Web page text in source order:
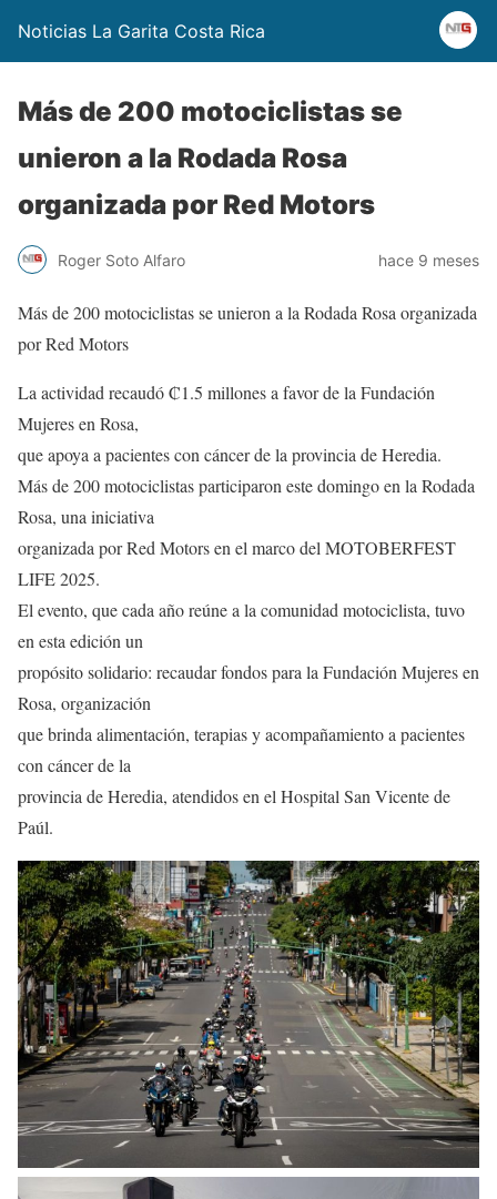
Noticias La Garita Costa Rica
Más de 200 motociclistas se
unieron a la Rodada Rosa
organizada por Red Motors
Roger Soto Alfaro hace 9 meses
Más de 200 motociclistas se unieron a la Rodada Rosa organizada
por Red Motors
La actividad recaudó ₡1.5 millones a favor de la Fundación
Mujeres en Rosa,
que apoya a pacientes con cáncer de la provincia de Heredia.
Más de 200 motociclistas participaron este domingo en la Rodada
Rosa, una iniciativa
organizada por Red Motors en el marco del MOTOBERFEST
LIFE 2025.
El evento, que cada año reúne a la comunidad motociclista, tuvo
en esta edición un
propósito solidario: recaudar fondos para la Fundación Mujeres en
Rosa, organización
que brinda alimentación, terapias y acompañamiento a pacientes
con cáncer de la
provincia de Heredia, atendidos en el Hospital San Vicente de
Paúl.